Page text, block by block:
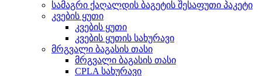
სამაგრი ქაღალდის ბაგეტის შესაფუთი პაკეტი
კვების ყუთი
კვების ყუთი
კვების ყუთის სახურავი
მრგვალი ბაგასის თასი
მრგვალი ბაგასის თასი
CPLA სახურავი